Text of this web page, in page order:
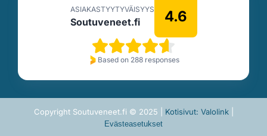
ASIAKASTYYTYVÄISYYS
Soutuveneet.fi 4.6
Based on 288 responses
Copyright Soutuveneet.fi © 2025 | Kotisivut: Valolink|
Evästeasetukset